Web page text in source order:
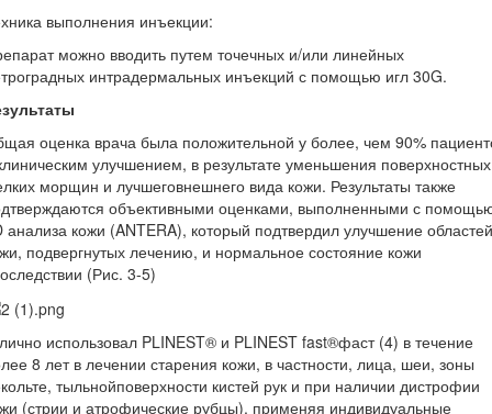
выполнения инъекции:
можно вводить путем точечных и/или линейных
интрадермальных инъекций с помощью игл 30G.
оценка врача была положительной у более, чем 90%
улучшением, в результате уменьшения поверхностных
морщин и лучшеговнешнего вида кожи. Результаты также
объективными оценками, выполненными с
анализа кожи (ANTERA), который подтвердил улучшение областей
подвергнутых лечению, и нормальное состояние кожи
(Рис. 3-5)
использовал PLINEST® и PLINEST fast®фаст (4) в течение
8 лет в лечении старения кожи, в частности, лица, шеи, зоны
тыльнойповерхности кистей рук и при наличии дистрофии
(стрии и атрофические рубцы), применяя индивидуальные